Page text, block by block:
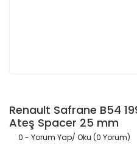
Renault Safrane B54
Ateş Spacer 25 mm
0 - Yorum Yap/ Oku (0 Yorum)